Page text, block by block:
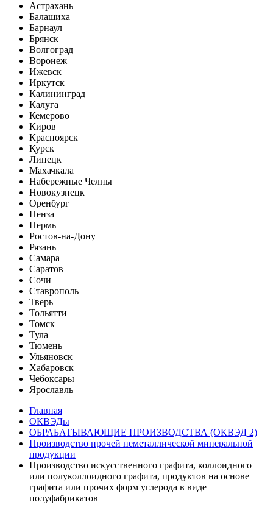
Астрахань
Балашиха
Барнаул
Брянск
Волгоград
Воронеж
Ижевск
Иркутск
Калининград
Калуга
Кемерово
Киров
Красноярск
Курск
Липецк
Махачкала
Набережные Челны
Новокузнецк
Оренбург
Пенза
Пермь
Ростов-на-Дону
Рязань
Самара
Саратов
Сочи
Ставрополь
Тверь
Тольятти
Томск
Тула
Тюмень
Ульяновск
Хабаровск
Чебоксары
Ярославль
Главная
ОКВЭДы
ОБРАБАТЫВАЮЩИЕ ПРОИЗВОДСТВА (ОКВЭД 2)
Производство прочей неметаллической минеральной
продукции
Производство искусственного графита, коллоидного
или полуколлоидного графита, продуктов на основе
графита или прочих форм углерода в виде
полуфабрикатов